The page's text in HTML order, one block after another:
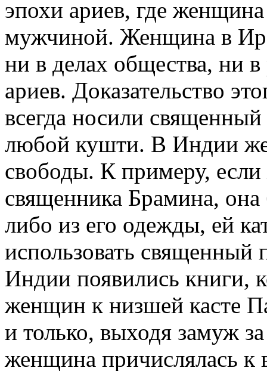
эпохи ариев, где
мужчиной. Женщина в
ни в делах общества, ни
ариев. Доказательство
всегда носили
любой кушти. В Индии
свободы. К примеру,
священника Брамина, она
либо из его одежды, ей
использовать священный
Индии появились книги,
женщин к низшей касте
и только, выходя замуж
женщина причислялась